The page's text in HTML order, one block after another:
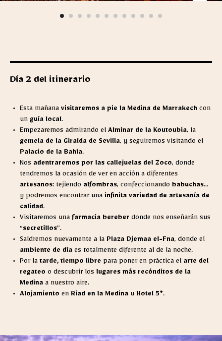
Día 2 del itinerario
Esta mañana visitaremos a pie la Medina de Marrakech con
un guía local.
Empezaremos admirando el Alminar de la Koutoubia, la
gemela de la Giralda de Sevilla, y seguiremos visitando el
Palacio de la Bahía.
Nos adentraremos por las callejuelas del Zoco, donde
tendremos la ocasión de ver en acción a diferentes
artesanos: tejiendo alfombras, confeccionando babuchas...
y podremos encontrar una infinita variedad de artesanía de
calidad.
Visitaremos una farmacia bereber donde nos enseñarán sus
“secretillos”.
Saldremos nuevamente a la Plaza Djemaa el-Fna, donde el
ambiente de día es totalmente diferente al de la noche.
Por la tarde, tiempo libre para poner en práctica el arte del
regateo o descubrir los lugares más recónditos de la
Medina a nuestro aire.
Alojamiento en Riad en la Medina u Hotel 5*.